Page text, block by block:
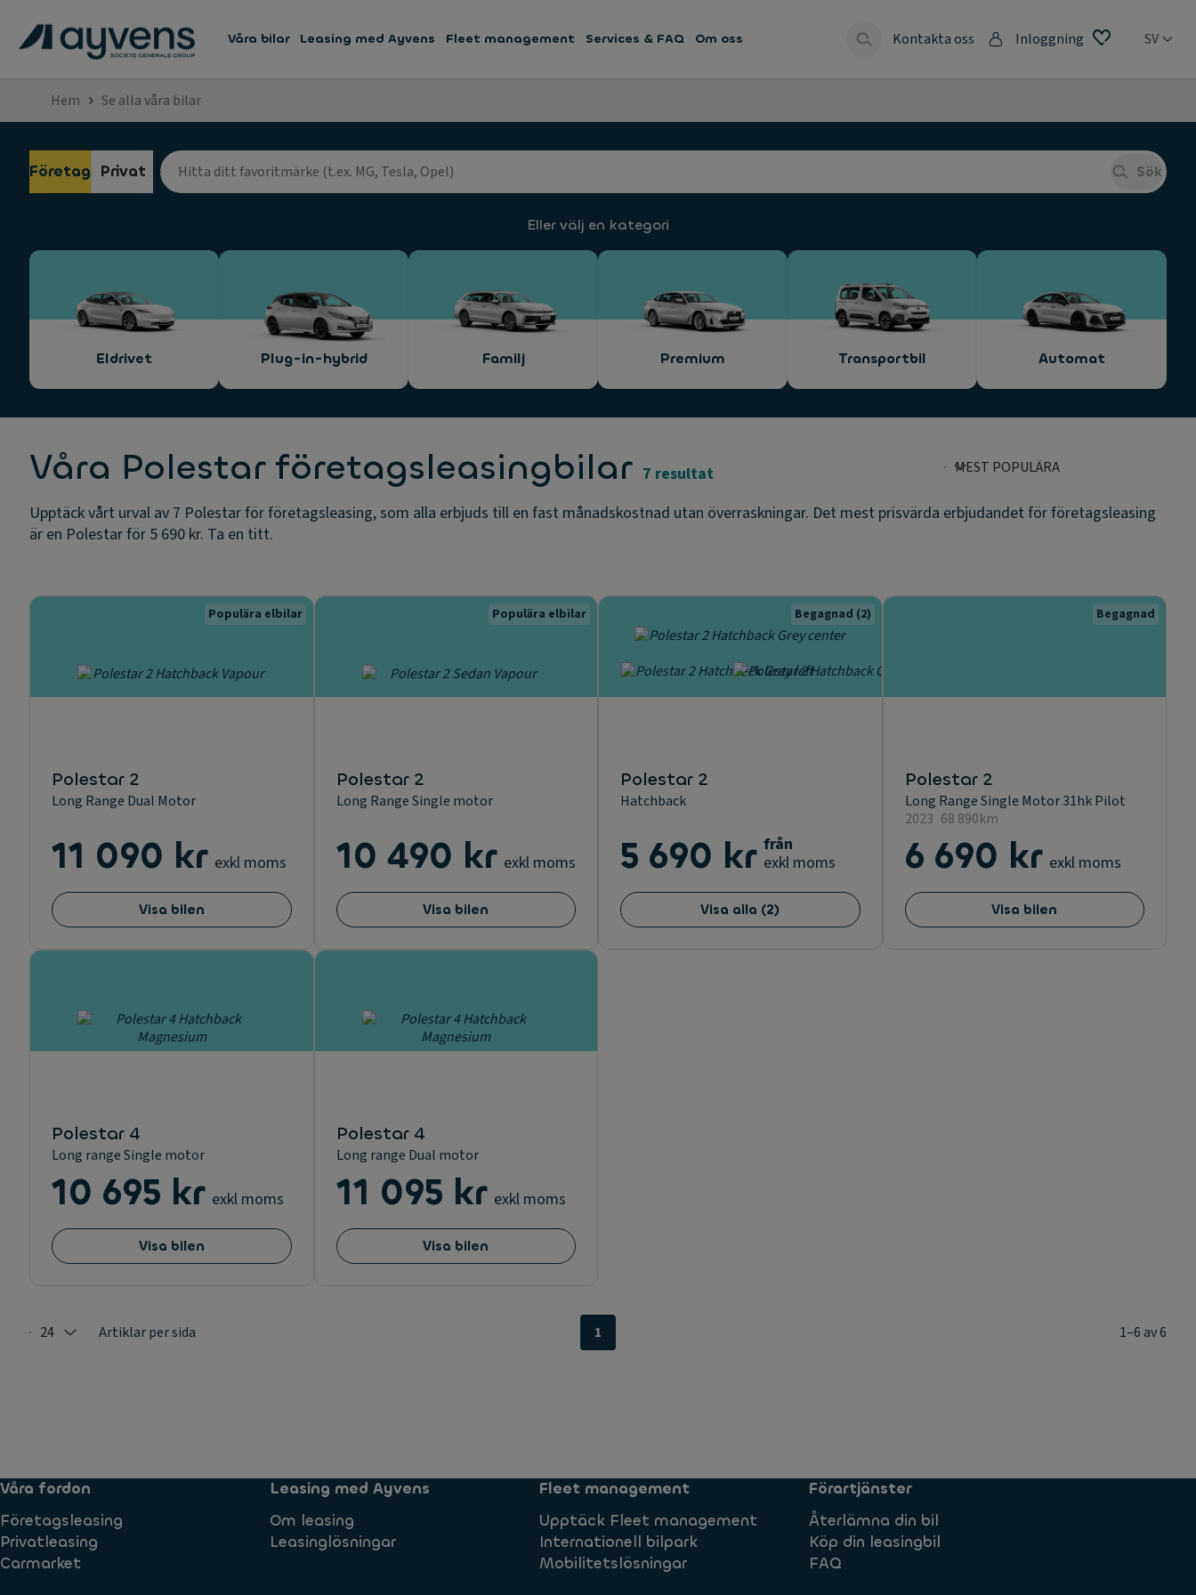
Våra bilar Leasing med Ayvens Fleet management Services & FAQ Om oss Kontakta oss Inloggning SV
Hem Se alla våra bilar
Företag Privat Sök
Eller välj en kategori
Eldrivet Plug-in-hybrid Familj Premium Transportbil Automat
Våra Polestar företagsleasingbilar 7 resultat
Upptäck vårt urval av 7 Polestar för företagsleasing, som alla erbjuds till en fast månadskostnad utan överraskningar. Det mest prisvärda erbjudandet för företagsleasing
är en Polestar för 5 690 kr. Ta en titt.
Populära elbilar
Polestar 2
Long Range Dual Motor
11 090 kr exkl moms
Visa bilen
Populära elbilar
Polestar 2
Long Range Single motor
10 490 kr exkl moms
Visa bilen
Begagnad (2)
Polestar 2
Hatchback
5 690 kr från
exkl moms
Visa alla (2)
Begagnad
Polestar 2
Long Range Single Motor 31hk Pilot
2023 68 890km
6 690 kr exkl moms
Visa bilen
Polestar 4
Long range Single motor
10 695 kr exkl moms
Visa bilen
Polestar 4
Long range Dual motor
11 095 kr exkl moms
Visa bilen
Selected: 24
24 Artiklar per sida 1 1–6 av 6
Våra fordon
Företagsleasing
Privatleasing
Carmarket
Leasing med Ayvens
Om leasing
Leasinglösningar
Fleet management
Upptäck Fleet management
Internationell bilpark
Mobilitetslösningar
Förartjänster
Återlämna din bil
Köp din leasingbil
FAQ